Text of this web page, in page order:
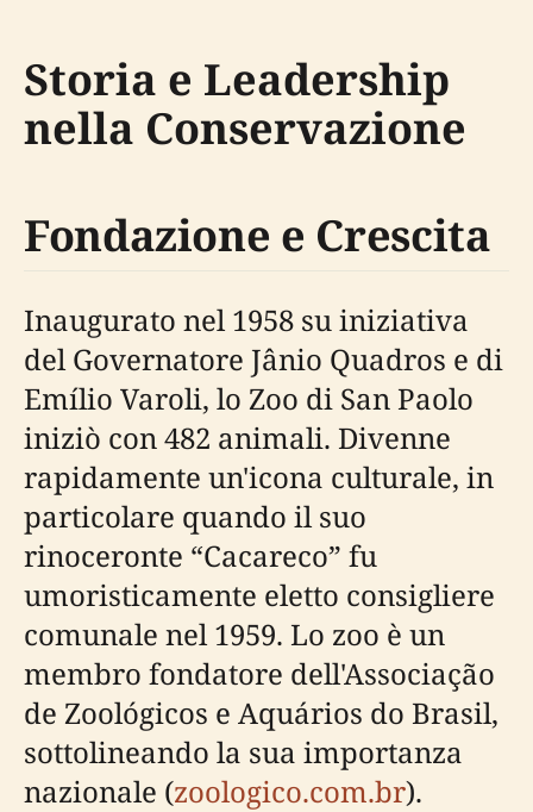
Storia e Leadership
nella Conservazione
Fondazione e Crescita
Inaugurato nel 1958 su iniziativa
del Governatore Jânio Quadros e di
Emílio Varoli, lo Zoo di San Paolo
iniziò con 482 animali. Divenne
rapidamente un'icona culturale, in
particolare quando il suo
rinoceronte “Cacareco” fu
umoristicamente eletto consigliere
comunale nel 1959. Lo zoo è un
membro fondatore dell'Associação
de Zoológicos e Aquários do Brasil,
sottolineando la sua importanza
nazionale (zoologico.com.br).